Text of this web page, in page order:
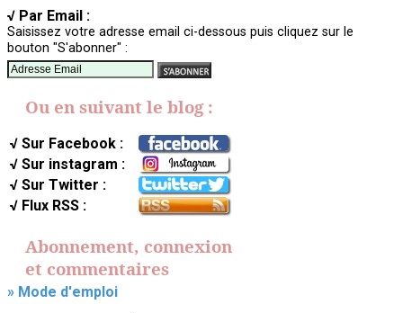
√ Par Email :
Saisissez votre adresse email ci-dessous puis cliquez sur le
bouton "S'abonner" :
Ou en suivant le blog :
√ Sur Facebook :
√ Sur instagram :
√ Sur Twitter :
√ Flux RSS :
Abonnement, connexion
et commentaires
» Mode d'emploi